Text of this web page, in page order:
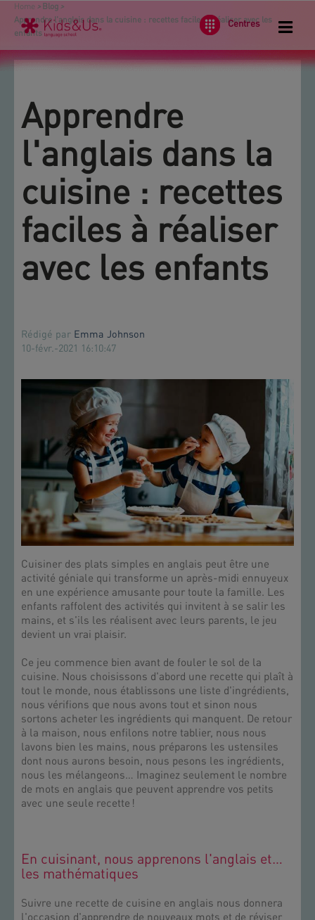
Centres
Home > Blog >
Apprendre l'anglais dans la cuisine : recettes faciles à réaliser avec les
enfants
Apprendre
l'anglais dans la
cuisine : recettes
faciles à réaliser
avec les enfants
Rédigé par Emma Johnson
10-févr.-2021 16:10:47
Cuisiner des plats simples en anglais peut être une
activité géniale qui transforme un après-midi ennuyeux
en une expérience amusante pour toute la famille. Les
enfants raffolent des activités qui invitent à se salir les
mains, et s'ils les réalisent avec leurs parents, le jeu
devient un vrai plaisir.
Ce jeu commence bien avant de fouler le sol de la
cuisine. Nous choisissons d'abord une recette qui plaît à
tout le monde, nous établissons une liste d'ingrédients,
nous vérifions que nous avons tout et sinon nous
sortons acheter les ingrédients qui manquent. De retour
à la maison, nous enfilons notre tablier, nous nous
lavons bien les mains, nous préparons les ustensiles
dont nous aurons besoin, nous pesons les ingrédients,
nous les mélangeons… Imaginez seulement le nombre
de mots en anglais que peuvent apprendre vos petits
avec une seule recette !
En cuisinant, nous apprenons l'anglais et…
les mathématiques
Suivre une recette de cuisine en anglais nous donnera
l'occasion d'apprendre de nouveaux mots et de réviser